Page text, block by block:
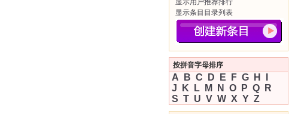
显示用户推荐排行
显示条目目录列表
按拼音字母排序
A B C D E F G H
J
K L M N O P Q
R
S T U V W X Y Z